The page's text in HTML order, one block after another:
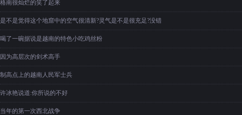
格南很灿烂的笑了起来
是不是觉得这个地窟中的空气很清新?灵气是不是很充足?没错
喝了一碗据说是越南的特色小吃鸡丝粉
因为高层次的剑术高手
制高点上的越南人民军士兵
许冰艳说道:你所说的不好
当年的第一次西北战争